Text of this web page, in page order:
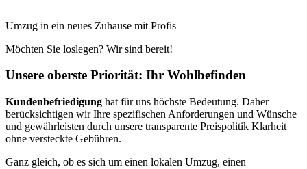
Umzug in ein neues Zuhause mit Profis
Möchten Sie loslegen? Wir sind bereit!
Unsere oberste Priorität: Ihr Wohlbefinden
Kundenbefriedigung hat für uns höchste Bedeutung. Daher
berücksichtigen wir Ihre spezifischen Anforderungen und Wünsche
und gewährleisten durch unsere transparente Preispolitik Klarheit
ohne versteckte Gebühren.
Ganz gleich, ob es sich um einen lokalen Umzug, einen